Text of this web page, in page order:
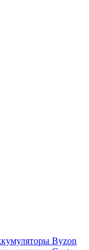
Byzon